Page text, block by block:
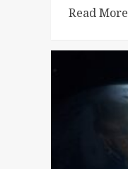
Read More